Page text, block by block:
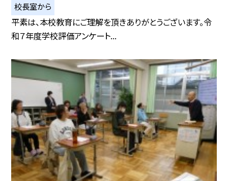
校長室から
平素は、本校教育にご理解を頂きありがとうございます。令
和７年度学校評価アンケート...